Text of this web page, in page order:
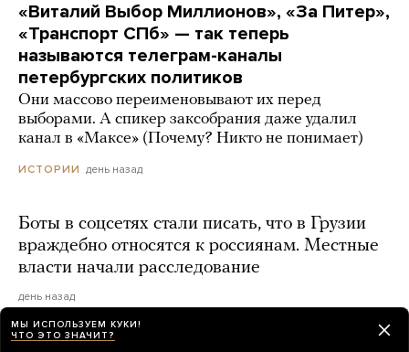
«Виталий Выбор Миллионов», «За Питер»,
«Транспорт СПб» — так теперь
называются телеграм-каналы
петербургских политиков
Они массово переименовывают их перед
выборами. А спикер заксобрания даже удалил
канал в «Максе» (Почему? Никто не понимает)
ИСТОРИИ день назад
Боты в соцсетях стали писать, что в Грузии
враждебно относятся к россиянам. Местные
власти начали расследование
день назад
МЫ ИСПОЛЬЗУЕМ КУКИ!
ЧТО ЭТО ЗНАЧИТ?